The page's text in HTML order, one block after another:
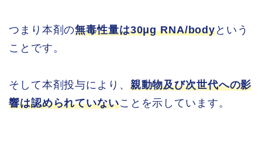
つまり本剤の無毒性量は30μg RNA/bodyという
ことです。
そして本剤投与により、 親動物及び次世代への影
響は認められていないことを示しています。